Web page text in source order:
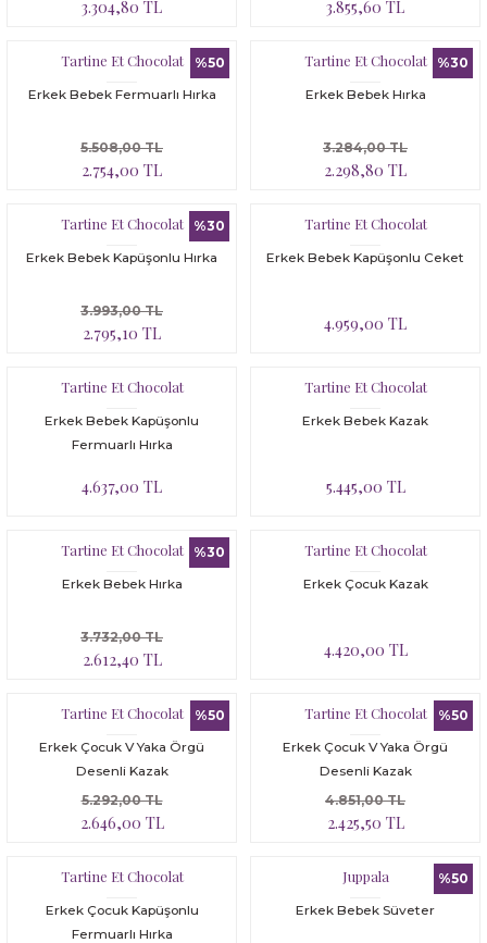
3.304,80 TL 3.855,60 TL
%50
Tartine Et Chocolat
Erkek Bebek Fermuarlı Hırka
2.754,00 TL
5.508,00 TL
%30
Tartine Et Chocolat
Erkek Bebek Hırka
2.298,80 TL
3.284,00 TL
%30
Tartine Et Chocolat
Erkek Bebek Kapüşonlu Hırka
2.795,10 TL
3.993,00 TL
Tartine Et Chocolat
Erkek Bebek Kapüşonlu Ceket
4.959,00 TL
Tartine Et Chocolat
Erkek Bebek Kapüşonlu
Fermuarlı Hırka
4.637,00 TL
Tartine Et Chocolat
Erkek Bebek Kazak
5.445,00 TL
%30
Tartine Et Chocolat
Erkek Bebek Hırka
2.612,40 TL
3.732,00 TL
Tartine Et Chocolat
Erkek Çocuk Kazak
4.420,00 TL
%50
Tartine Et Chocolat
Erkek Çocuk V Yaka Örgü
Desenli Kazak
2.646,00 TL
5.292,00 TL
%50
Tartine Et Chocolat
Erkek Çocuk V Yaka Örgü
Desenli Kazak
2.425,50 TL
4.851,00 TL
Tartine Et Chocolat
Erkek Çocuk Kapüşonlu
Fermuarlı Hırka
%50
Juppala
Erkek Bebek Süveter